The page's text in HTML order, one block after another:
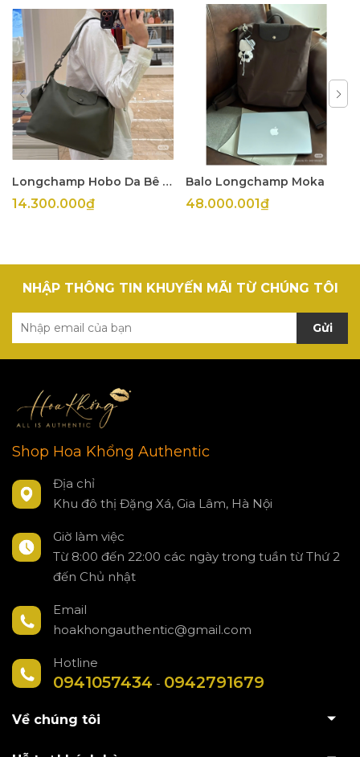
Longchamp Hobo Da Bê Olive
14.300.000₫
Balo Longchamp Moka
48.000.001₫
NHẬP THÔNG TIN KHUYẾN MÃI TỪ CHÚNG TÔI
Gửi
Shop Hoa Khổng Authentic
Địa chỉ
Khu đô thị Đặng Xá, Gia Lâm, Hà Nội
Giờ làm việc
Từ 8:00 đến 22:00 các ngày trong tuần từ Thứ 2
đến Chủ nhật
Email
hoakhongauthentic@gmail.com
Hotline
0941057434 - 0942791679
Về chúng tôi